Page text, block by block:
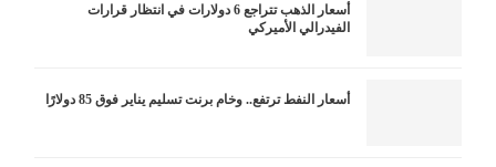
أسعار الذهب تتراجع 6 دولارات في انتظار قرارات
الفيدرالي الأميركي
أسعار النفط ترتفع.. وخام برنت تسليم يناير فوق 85 دولارًا